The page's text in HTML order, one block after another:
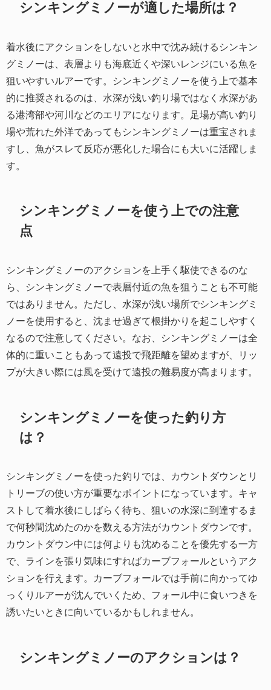
シンキングミノーが適した場所は？
着水後にアクションをしないと水中で沈み続けるシンキン
グミノーは、表層よりも海底近くや深いレンジにいる魚を
狙いやすいルアーです。シンキングミノーを使う上で基本
的に推奨されるのは、水深が浅い釣り場ではなく水深があ
る港湾部や河川などのエリアになります。足場が高い釣り
場や荒れた外洋であってもシンキングミノーは重宝されま
すし、魚がスレて反応が悪化した場合にも大いに活躍しま
す。
シンキングミノーを使う上での注意
点
シンキングミノーのアクションを上手く駆使できるのな
ら、シンキングミノーで表層付近の魚を狙うことも不可能
ではありません。ただし、水深が浅い場所でシンキングミ
ノーを使用すると、沈ませ過ぎて根掛かりを起こしやすく
なるので注意してください。なお、シンキングミノーは全
体的に重いこともあって遠投で飛距離を望めますが、リッ
プが大きい際には風を受けて遠投の難易度が高まります。
シンキングミノーを使った釣り方
は？
シンキングミノーを使った釣りでは、カウントダウンとリ
トリーブの使い方が重要なポイントになっています。キャ
ストして着水後にしばらく待ち、狙いの水深に到達するま
で何秒間沈めたのかを数える方法がカウントダウンです。
カウントダウン中には何よりも沈めることを優先する一方
で、ラインを張り気味にすればカーブフォールというアク
ションを行えます。カーブフォールでは手前に向かってゆ
っくりルアーが沈んでいくため、フォール中に食いつきを
誘いたいときに向いているかもしれません。
シンキングミノーのアクションは？